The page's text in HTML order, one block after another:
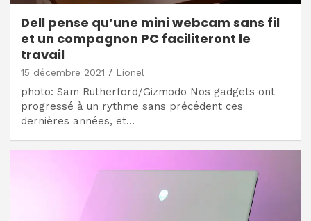
Dell pense qu’une mini webcam sans fil
et un compagnon PC faciliteront le
travail
15 décembre 2021 Lionel
photo: Sam Rutherford/Gizmodo Nos gadgets ont
progressé à un rythme sans précédent ces
dernières années, et…